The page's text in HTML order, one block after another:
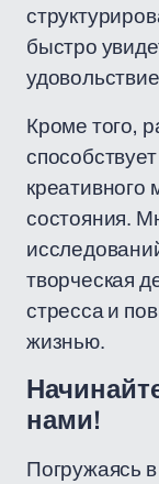
быстро
Кроме того,
состояния.
творческая
стресса и
жизнью.
нами!
Погружаясь